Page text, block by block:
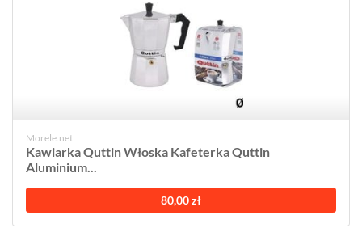
Morele.net
Kawiarka Quttin Włoska Kafeterka Quttin
Aluminium...
80,00 zł